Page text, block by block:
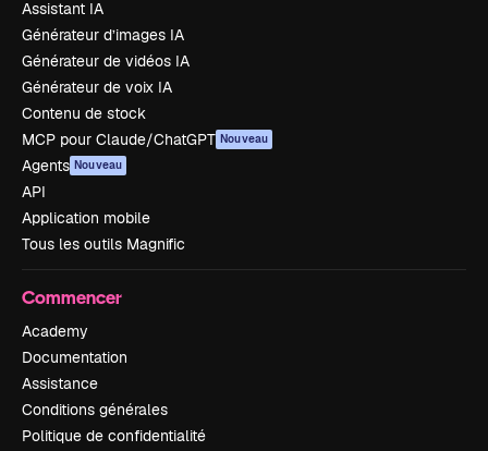
Assistant IA
Générateur d’images IA
Générateur de vidéos IA
Générateur de voix IA
Contenu de stock
MCP pour Claude/ChatGPT Nouveau
Agents Nouveau
API
Application mobile
Tous les outils Magnific
Commencer
Academy
Documentation
Assistance
Conditions générales
Politique de confidentialité